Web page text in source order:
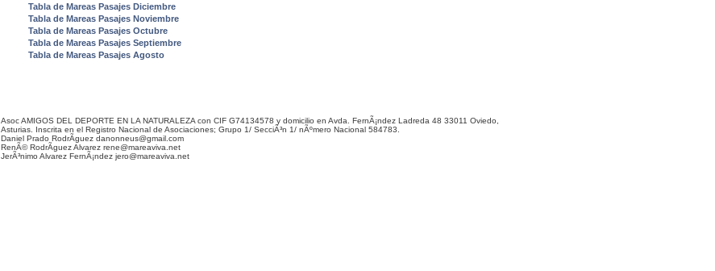
Tabla de Mareas Pasajes Diciembre
Tabla de Mareas Pasajes Noviembre
Tabla de Mareas Pasajes Octubre
Tabla de Mareas Pasajes Septiembre
Tabla de Mareas Pasajes Agosto
Asoc AMIGOS DEL DEPORTE EN LA NATURALEZA con CIF G74134578 y domicilio en Avda. FernÃ¡ndez Ladreda 48 33011 Oviedo,
Asturias. Inscrita en el Registro Nacional de Asociaciones; Grupo 1/ SecciÃ³n 1/ nÃºmero Nacional 584783.
Daniel Prado RodrÃ­guez danonneus@gmail.com
RenÃ© RodrÃ­guez Alvarez rene@mareaviva.net
JerÃ³nimo Alvarez FernÃ¡ndez jero@mareaviva.net